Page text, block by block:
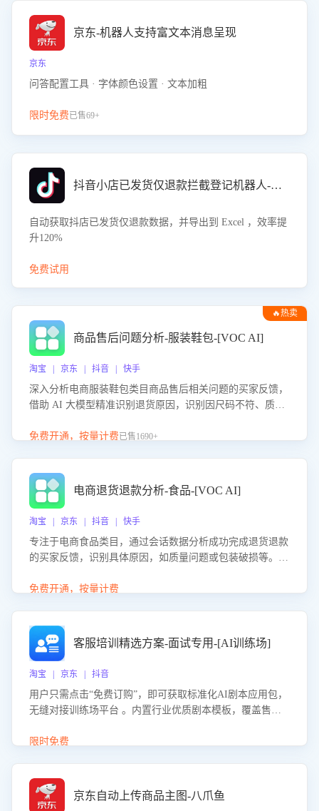
京东-机器人支持富文本消息呈现
京东
问答配置工具 · 字体颜色设置 · 文本加粗
限时免费已售69+
抖音小店已发货仅退款拦截登记机器人-八爪鱼
自动获取抖店已发货仅退款数据，并导出到 Excel ，效率提
升120%
免费试用
🔥热卖
商品售后问题分析-服装鞋包-[VOC AI]
淘宝 | 京东 | 抖音 | 快手
深入分析电商服装鞋包类目商品售后相关问题的买家反馈，
借助 AI 大模型精准识别退货原因，识别因尺码不符、质量
议，助力商家优化产品或服务，实现销售额的显著提升。
免费开通，按量计费已售1690+
电商退货退款分析-食品-[VOC AI]
淘宝 | 京东 | 抖音 | 快手
专注于电商食品类目，通过会话数据分析成功完成退货退款
的买家反馈，识别具体原因，如质量问题或包装破损等。结
商家降低退款率，提升售后效率。
免费开通，按量计费
客服培训精选方案-面试专用-[AI训练场]
淘宝 | 京东 | 抖音
用户只需点击“免费订购”，即可获取标准化AI剧本应用包，
无缝对接训练场平台 。内置行业优质剧本模板，覆盖售前
初始化时间，助力企业快速启动智能客服训练
限时免费
京东自动上传商品主图-八爪鱼